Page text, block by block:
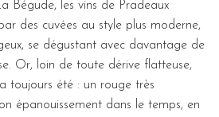
Bégude, les vins de Pradeaux
des cuvées au style plus moderne,
se dégustant avec davantage de
Or, loin de toute dérive flatteuse,
toujours été : un rouge très
épanouissement dans le temps, en